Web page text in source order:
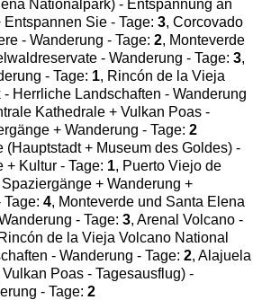
Nationalpark) - Entspannung an
Sie - Tage: 3, Corcovado
- Wanderung - Tage: 2, Monteverde
- Wanderung - Tage: 3,
- Tage: 1, Rincón de la Vieja
Herrliche Landschaften - Wanderung
Kathedrale + Vulkan Poas -
+ Wanderung - Tage: 2
(Hauptstadt + Museum des Goldes) -
+ Kultur - Tage: 1, Puerto Viejo de
+ Wanderung +
4, Monteverde und Santa Elena
- Tage: 3, Arenal Volcano -
de la Vieja Volcano National
- Wanderung - Tage: 2, Alajuela
Poas - Tagesausflug) -
- Tage: 2